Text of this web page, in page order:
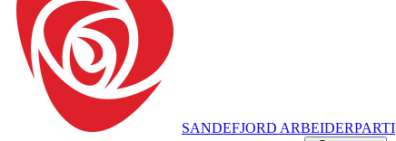
SANDEFJORD ARBEIDERPARTI